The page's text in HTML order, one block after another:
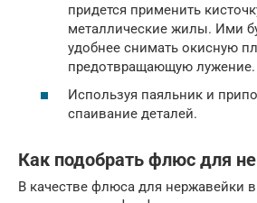
придется применить
металлические жилы. Ими
удобнее снимать окисную
предотвращающую лужение.
Используя паяльник и
спаивание деталей.
Как подобрать флюс для
В качестве флюса для нержавейки